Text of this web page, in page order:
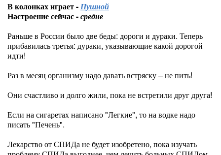
В колонках играет -Пушной
Настроение сейчас -средне
Раньше в России было две беды: дороги и дураки. Теперь
прибавилась третья: дураки, указывающие какой дорогой
идти!
Раз в месяц организму надо давать встряску – не пить!
Они счастливо и долго жили, пока не встретили друг друга!
Если на сигаретах написано "Легкие", то на водке надо
писать "Печень".
Лекарство от СПИДа не будет изобретено, пока изучать